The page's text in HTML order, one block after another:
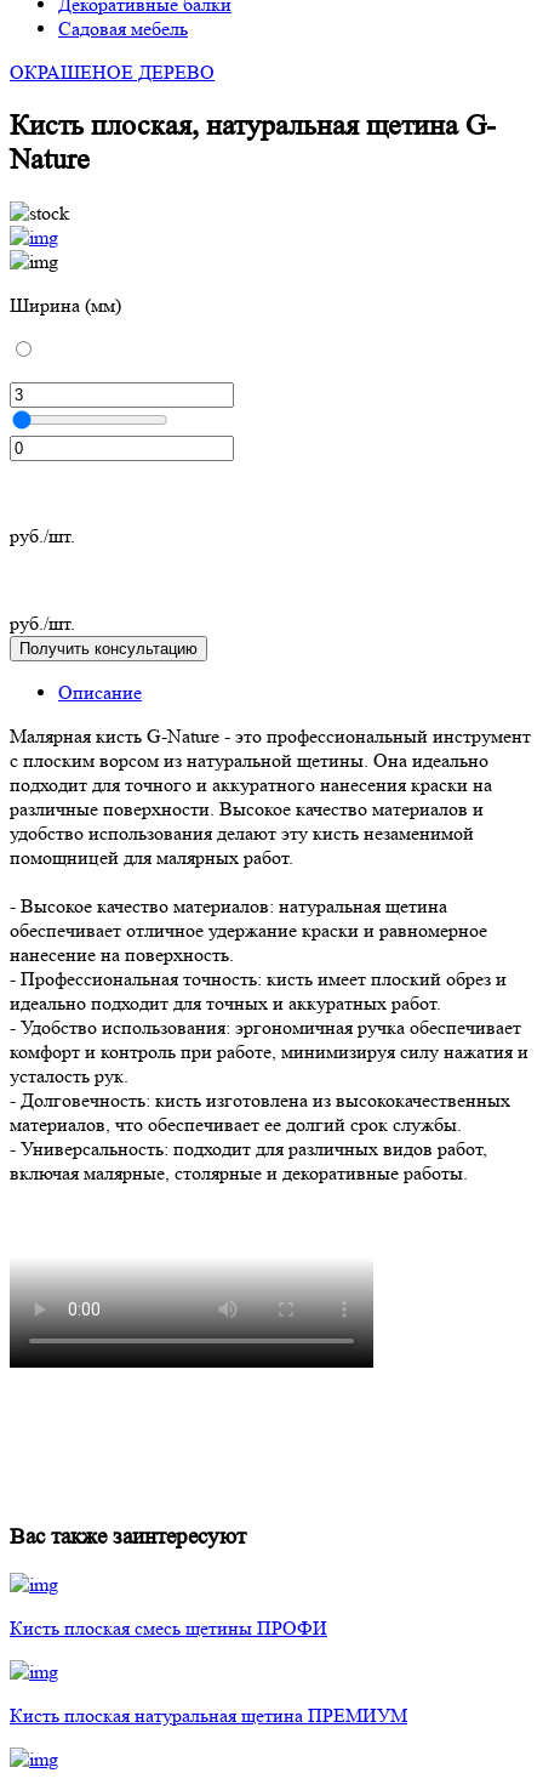
Садовая мебель
ОКРАШЕНОЕ ДЕРЕВО
Кисть плоская, натуральная щетина G-
Nature
Ширина (мм)
руб./шт.
руб./шт.
Получить консультацию
Описание
Малярная кисть G-Nature - это профессиональный инструмент
с плоским ворсом из натуральной щетины. Она идеально
подходит для точного и аккуратного нанесения краски на
различные поверхности. Высокое качество материалов и
удобство использования делают эту кисть незаменимой
помощницей для малярных работ.
- Высокое качество материалов: натуральная щетина
обеспечивает отличное удержание краски и равномерное
нанесение на поверхность.
- Профессиональная точность: кисть имеет плоский обрез и
идеально подходит для точных и аккуратных работ.
- Удобство использования: эргономичная ручка обеспечивает
комфорт и контроль при работе, минимизируя силу нажатия и
усталость рук.
- Долговечность: кисть изготовлена из высококачественных
материалов, что обеспечивает ее долгий срок службы.
- Универсальность: подходит для различных видов работ,
включая малярные, столярные и декоративные работы.
Вас также заинтересуют
Кисть плоская смесь щетины ПРОФИ
Кисть плоская натуральная щетина ПРЕМИУМ